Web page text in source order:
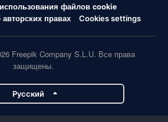
файлов cookie
правах
Cookies settings
Freepik Company S.L.U. Все права
защищены.
Pусский